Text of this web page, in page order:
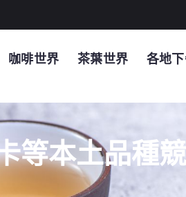
咖啡世界 茶葉世界 各地
等本土品種